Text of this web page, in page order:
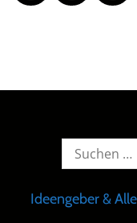
Suche
Ideengeber &